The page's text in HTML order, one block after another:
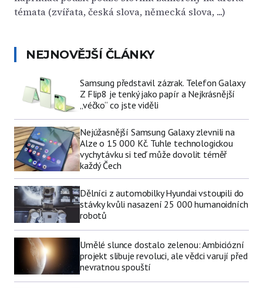
témata (zvířata, česká slova, německá slova, ...)
NEJNOVĚJŠÍ ČLÁNKY
Samsung představil zázrak. Telefon Galaxy
Z Flip8 je tenký jako papír a Nejkrásnější
„véčko“ co jste viděli
Nejúžasnější Samsung Galaxy zlevnili na
Alze o 15 000 Kč. Tuhle technologickou
vychytávku si teď může dovolit téměř
každý Čech
Dělníci z automobilky Hyundai vstoupili do
stávky kvůli nasazení 25 000 humanoidních
robotů
Umělé slunce dostalo zelenou: Ambiciózní
projekt slibuje revoluci, ale vědci varují před
nevratnou spouští